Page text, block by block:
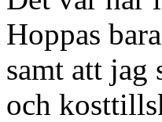
Hoppas
samt att jag
och